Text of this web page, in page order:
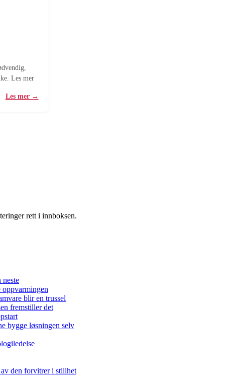
Les mer
Les mer →
rett i innboksen.
neste
oppvarmingen
blir en trussel
fremstiller det
bygge løsningen selv
den forvitrer i stillhet